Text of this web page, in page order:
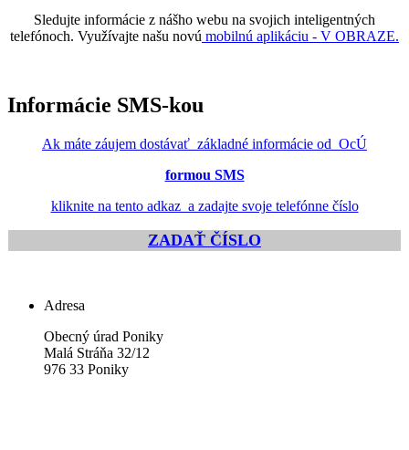
Sledujte informácie z nášho webu na svojich inteligentných
telefónoch. Využívajte našu novú mobilnú aplikáciu - V OBRAZE.
Informácie SMS-kou
Ak máte záujem dostávať základné informácie od OcÚ
formou SMS
kliknite na tento adkaz a zadajte svoje telefónne číslo
ZADAŤ ČÍSLO
Adresa
Obecný úrad Poniky
Malá Stráňa 32/12
976 33 Poniky